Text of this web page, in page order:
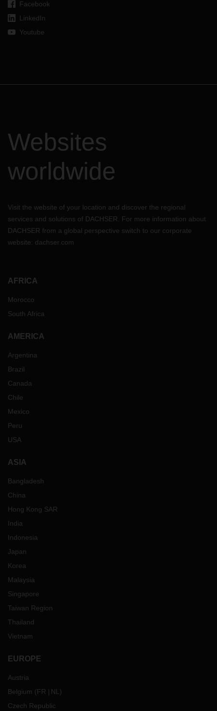
erheblichen Einschränkungen.
niedrigen Temperaturen (stellenweise unter -10ºC) immer
Facebook
LinkedIn
Youtube
Websites
worldwide
Visit the website of your location and discover the regional
services and solutions of DACHSER. For more information about
DACHSER from a global perspective switch to our corporate
website: dachser.com
AFRICA
Morocco
South Africa
AMERICA
Argentina
Brazil
Canada
Chile
Mexico
Peru
USA
ASIA
Bangladesh
China
Hong Kong SAR
India
Indonesia
Japan
Korea
Malaysia
Singapore
Taiwan Region
Thailand
Vietnam
EUROPE
Austria
Belgium (FR NL )
Czech Republic